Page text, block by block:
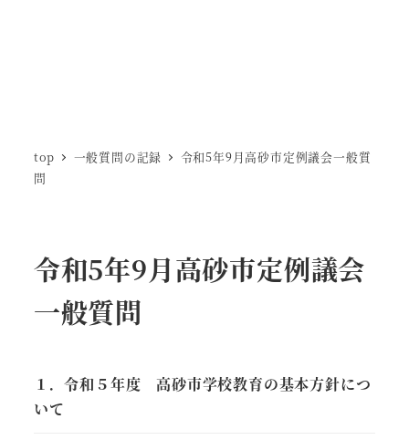
top 一般質問の記録
令和5年9月高砂市定例議会一般質
問
令和5年9月高砂市定例議会
一般質問
１．令和５年度 高砂市学校教育の基本方針につ
いて